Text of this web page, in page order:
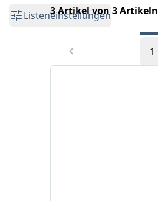
Listeneinstellungen
3 Artikel von 3 Artikeln
1